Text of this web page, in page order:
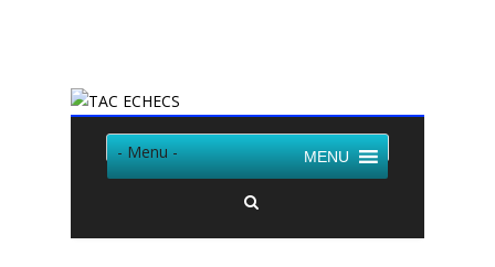
- Menu - MENU